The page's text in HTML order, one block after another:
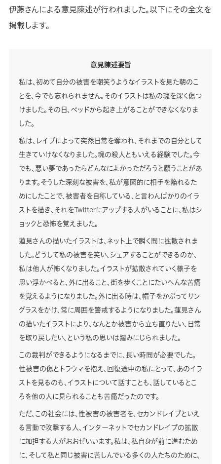
伊藤さんによる意見陳述が行われました。以下にその全文を
掲載します。
意見陳述要旨
私は、初めて自分の被害を嘲笑うようなイラストを見た朝のこ
とを、今でも忘れられません。そのイラストは私の魂を深く傷つ
けました。その日、ベッドから起き上がることができなくなりま
した。
私は、レイプによって突然日常を奪われ、それまでの自分として
生きていけなくなりました。魂の殺人ともいえる経験でした。今
でも、悪い夢であったらどんなによかっただろうと願うことがあ
ります。そうした深刻な被害を、私が意図的に相手を陥れるた
めにしたことで、被害者を自称している、と言わんばかりのイラ
ストを描き、それをTwitterにアップする人がいることに、私はシ
ョックと恐怖を覚えました。
蓮見さんの描いたイラストは、ネット上で瞬く間に拡散されま
した。どうして私の被害を笑い、シェアすることができるのか、
私は他人が怖くなりました。イラストが拡散されていく様子を
思い浮かべると、外に出ること、街を歩くことにたいへんな苦痛
を覚えるようになりました。外に出る時は、帽子をかぶってサン
グラスをかけ、常に周囲を警戒するようになりました。蓮見さん
の描いたイラストにより、なんとか被害から立ち直りたい、日常
を取り戻したい、という私の思いは踏みにじられました。
この裁判ができるようになるまでに、長い時間が必要でした。
性被害の傷とトラウマを抱え、回復途中の私にとって、あのイラ
ストを見るのも、イラストについて話すことも、話しているとこ
ろを他の人に見られることも苦痛だったのです。
ただ、この社会には、性被害の被害者を、セカンドレイプといえ
る言動で攻撃する人、インターネットでセカンドレイプの拡散
に加担する人がおおぜいいます。私は、私自身が前に進むため
に、そして私と同じ被害に苦しんでいる多くの人たちのために、